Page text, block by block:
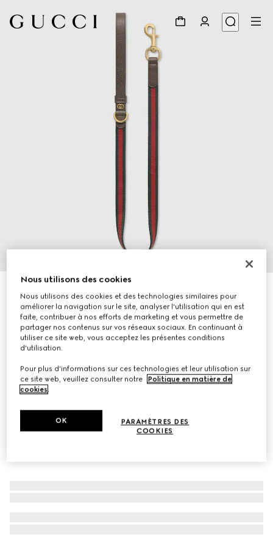
Laisse pour animal de compagnie taille S/M
CHF 290
Déclinaisons Demetra marron
Nous utilisons des cookies
Nous utilisons des cookies et des technologies similaires pour
améliorer la navigation sur le site, analyser l'utilisation qui en est
faite, contribuer à nos efforts de marketing et vous permettre de
partager nos contenus sur vos réseaux sociaux. En continuant à
utiliser ce site web, vous acceptez les présentes conditions
d'utilisation.
Pour plus d'informations sur ces technologies et leur utilisation sur
ce site web, veuillez consulter notre
Politique en matière de
cookies.
PARAMÈTRES DES
COOKIES
OK